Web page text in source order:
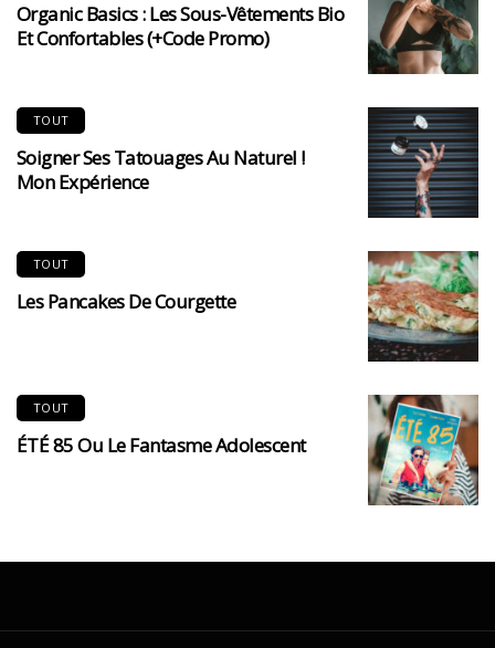
Organic Basics : Les Sous-Vêtements Bio
Et Confortables (+code Promo)
TOUT
Soigner Ses Tatouages Au Naturel !
Mon Expérience
TOUT
Les Pancakes De Courgette
TOUT
ÉTÉ 85 Ou Le Fantasme Adolescent